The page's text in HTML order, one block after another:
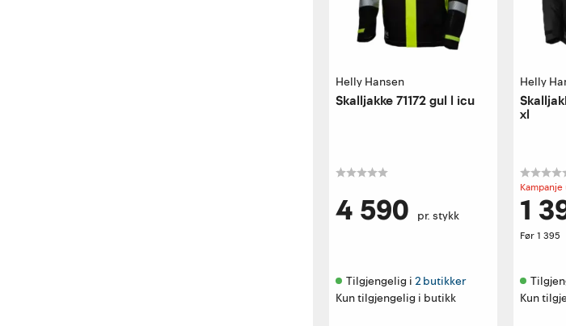
Helly Hansen
Skalljakke 71172 gul l icu
4 590 pr. stykk
Tilgjengelig i 2 butikker
Kun tilgjengelig i butikk
Helly
xl
1
Før 1 395
Kun